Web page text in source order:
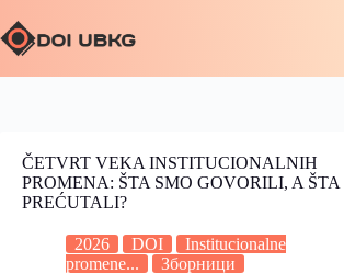
ČETVRT VEKA INSTITUCIONALNIH
PROMENA: ŠTA SMO GOVORILI, A ŠTA
PREĆUTALI?
2026 DOI
Institucionalne
promene...
Зборници